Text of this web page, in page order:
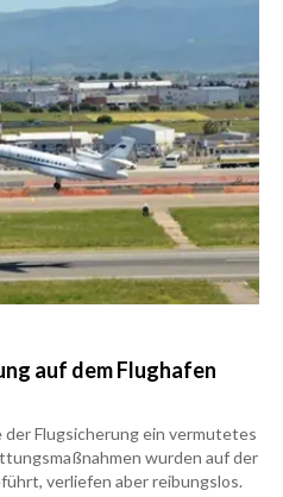
auf dem Flughafen
der Flugsicherung ein vermutetes
wurden auf der
verliefen aber reibungslos.